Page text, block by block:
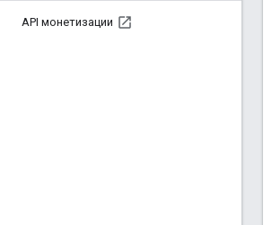
API монетизации